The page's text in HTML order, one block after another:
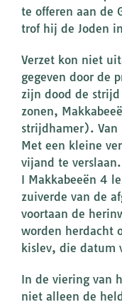
te offeren aan de
trof hij de Joden
Verzet kon niet
gegeven door de
zijn dood de
zonen,
strijdhamer). Van
Met een kleine
vijand te
I Makkabeeën 4
zuiverde van de
voortaan de
worden herdacht
kislev, die datum
In de viering van
niet alleen de